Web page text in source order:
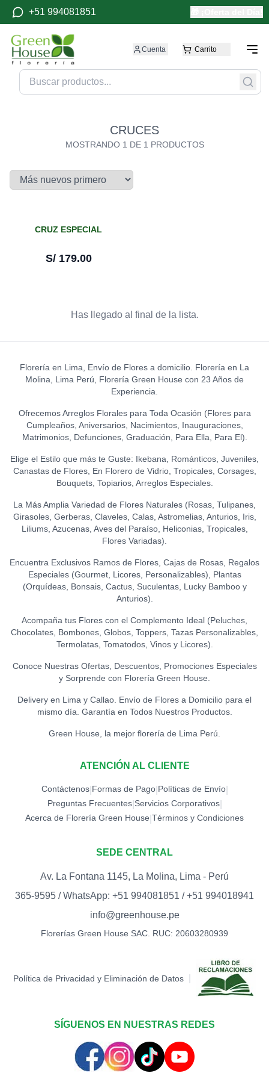
+51 994081851
Cuenta Carrito
CRUCES
MOSTRANDO 1 DE 1 PRODUCTOS
CRUZ ESPECIAL
S/ 179.00
Has llegado al final de la lista.
Florería en Lima, Envío de Flores a domicilio. Florería en La
Molina, Lima Perú, Florería Green House con 23 Años de
Experiencia.
Ofrecemos Arreglos Florales para Toda Ocasión (Flores para
Cumpleaños, Aniversarios, Nacimientos, Inauguraciones,
Matrimonios, Defunciones, Graduación, Para Ella, Para El).
Elige el Estilo que más te Guste: Ikebana, Románticos, Juveniles,
Canastas de Flores, En Florero de Vidrio, Tropicales, Corsages,
Bouquets, Topiarios, Arreglos Especiales.
La Más Amplia Variedad de Flores Naturales (Rosas, Tulipanes,
Girasoles, Gerberas, Claveles, Calas, Astromelias, Anturios, Iris,
Liliums, Azucenas, Aves del Paraíso, Heliconias, Tropicales,
Flores Variadas).
Encuentra Exclusivos Ramos de Flores, Cajas de Rosas, Regalos
Especiales (Gourmet, Licores, Personalizables), Plantas
(Orquídeas, Bonsais, Cactus, Suculentas, Lucky Bamboo y
Anturios).
Acompaña tus Flores con el Complemento Ideal (Peluches,
Chocolates, Bombones, Globos, Toppers, Tazas Personalizables,
Termolatas, Tomatodos, Vinos y Licores).
Conoce Nuestras Ofertas, Descuentos, Promociones Especiales
y Sorprende con Florería Green House.
Delivery en Lima y Callao. Envío de Flores a Domicilio para el
mismo día. Garantía en Todos Nuestros Productos.
Green House, la mejor florería de Lima Perú.
ATENCIÓN AL CLIENTE
Contáctenos| Formas de Pago| Políticas de Envío|
Preguntas Frecuentes| Servicios Corporativos|
Acerca de Florería Green House Términos y Condiciones
SEDE CENTRAL
Av. La Fontana 1145, La Molina, Lima - Perú
365-9595 / WhatsApp: +51 994081851 / +51 994018941
info@greenhouse.pe
Florerías Green House SAC. RUC: 20603280939
Política de Privacidad y Eliminación de Datos
SÍGUENOS EN NUESTRAS REDES